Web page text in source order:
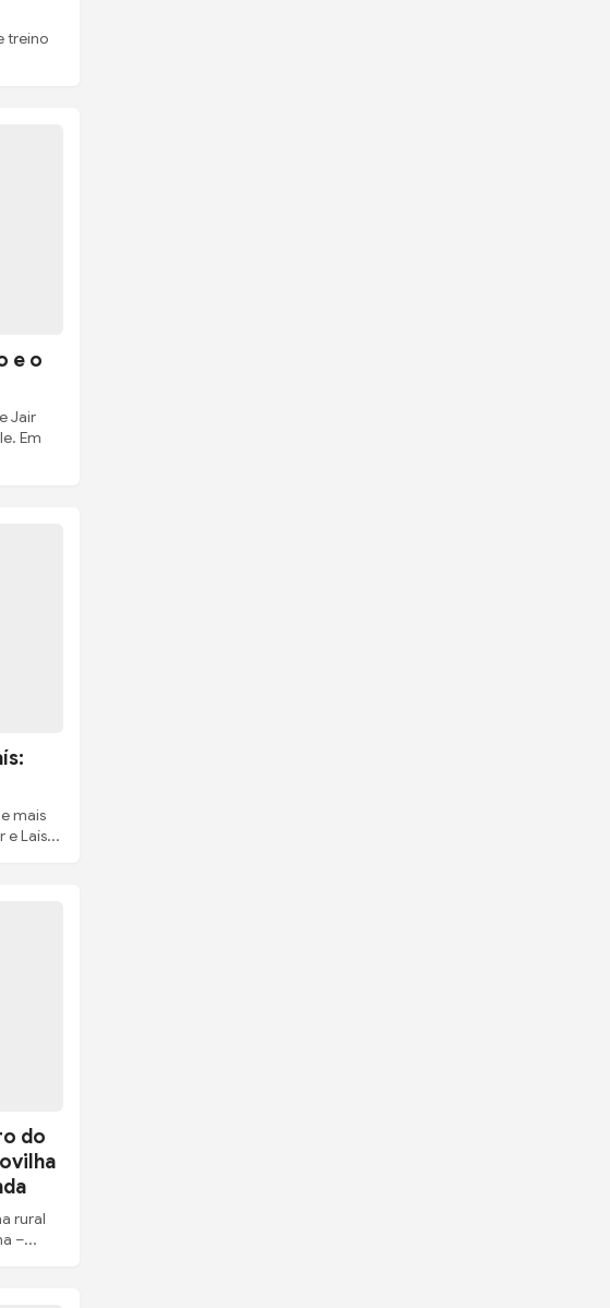
treino
e o
Jair
Em
mais
e Laís...
do
rural
–...